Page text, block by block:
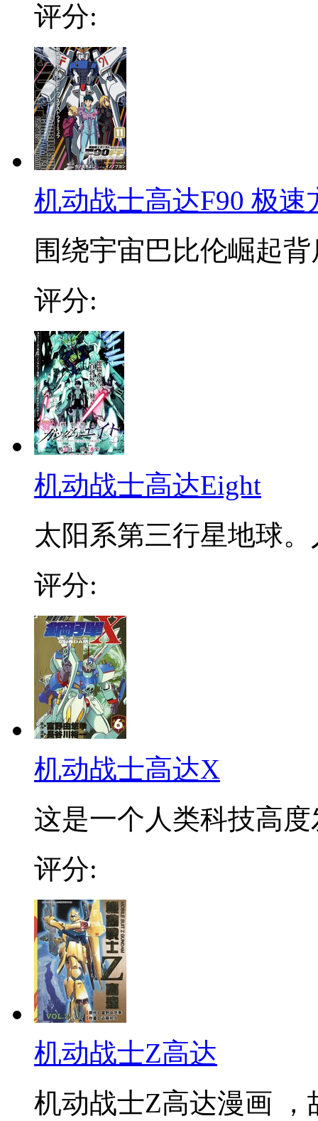
评分:
机动战士高达F90 极速
围绕宇宙巴比伦崛起
评分:
机动战士高达Eight
太阳系第三行星地球
评分:
机动战士高达X
这是一个人类科技高
评分:
机动战士Z高达
机动战士Z高达漫画